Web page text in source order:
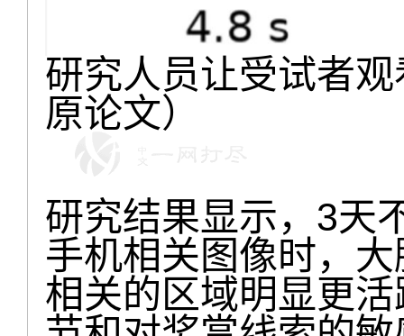
研究人员让受试者
原论文）
研究结果显示，3天
手机相关图像时，
相关的区域明显更